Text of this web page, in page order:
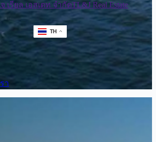
รียล เอสเตท จำกัดTL&J Real Estate
TH
า